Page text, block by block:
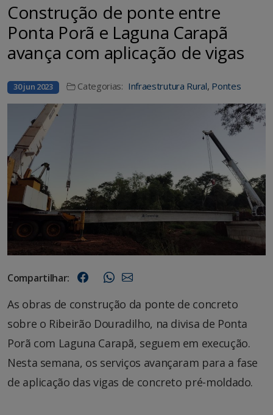
Construção de ponte entre
Ponta Porã e Laguna Carapã
avança com aplicação de vigas
30 jun 2023 Categorias: Infraestrutura Rural, Pontes
Compartilhar:
As obras de construção da ponte de concreto
sobre o Ribeirão Douradilho, na divisa de Ponta
Porã com Laguna Carapã, seguem em execução.
Nesta semana, os serviços avançaram para a fase
de aplicação das vigas de concreto pré-moldado.